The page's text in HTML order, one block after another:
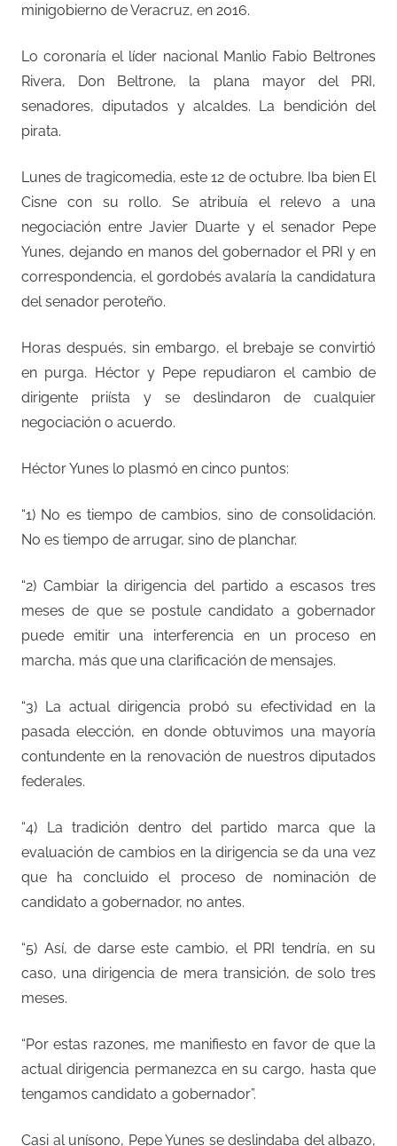
minigobierno de Veracruz, en 2016.
Lo coronaría el líder nacional Manlio Fabio Beltrones
Rivera, Don Beltrone, la plana mayor del PRI,
senadores, diputados y alcaldes. La bendición del
pirata.
Lunes de tragicomedia, este 12 de octubre. Iba bien El
Cisne con su rollo. Se atribuía el relevo a una
negociación entre Javier Duarte y el senador Pepe
Yunes, dejando en manos del gobernador el PRI y en
correspondencia, el gordobés avalaría la candidatura
del senador peroteño.
Horas después, sin embargo, el brebaje se convirtió
en purga. Héctor y Pepe repudiaron el cambio de
dirigente priísta y se deslindaron de cualquier
negociación o acuerdo.
Héctor Yunes lo plasmó en cinco puntos:
“1) No es tiempo de cambios, sino de consolidación.
No es tiempo de arrugar, sino de planchar.
“2) Cambiar la dirigencia del partido a escasos tres
meses de que se postule candidato a gobernador
puede emitir una interferencia en un proceso en
marcha, más que una clarificación de mensajes.
“3) La actual dirigencia probó su efectividad en la
pasada elección, en donde obtuvimos una mayoría
contundente en la renovación de nuestros diputados
federales.
“4) La tradición dentro del partido marca que la
evaluación de cambios en la dirigencia se da una vez
que ha concluido el proceso de nominación de
candidato a gobernador, no antes.
“5) Así, de darse este cambio, el PRI tendría, en su
caso, una dirigencia de mera transición, de solo tres
meses.
“Por estas razones, me manifiesto en favor de que la
actual dirigencia permanezca en su cargo, hasta que
tengamos candidato a gobernador”.
Casi al unísono, Pepe Yunes se deslindaba del albazo,